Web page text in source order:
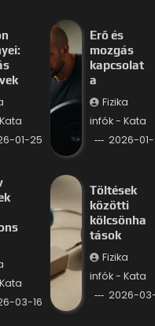
01-25
Erő és
mozgás
kapcsolat
a
Fizika
infók - Kata
2026-
03-16
Töltések
közötti
kölcsönha
tások
Fizika
infók - Kata
2026-